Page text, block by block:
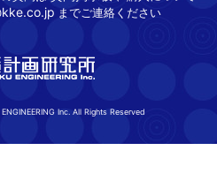
までご連絡ください
Inc. All Rights Reserved